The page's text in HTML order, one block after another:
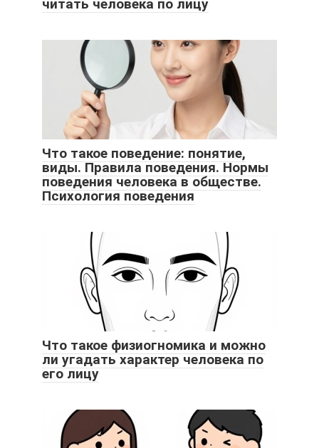
читать человека по лицу
Что такое поведение: понятие,
виды. Правила поведения. Нормы
поведения человека в обществе.
Психология поведения
Что такое физиогномика и можно
ли угадать характер человека по
его лицу